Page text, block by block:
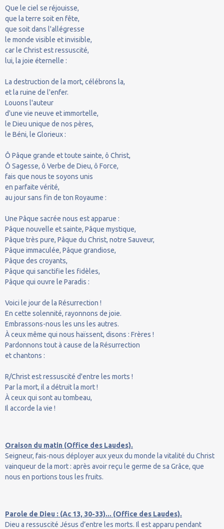
Que le ciel se réjouisse,
que la terre soit en fête,
que soit dans l'allégresse
le monde visible et invisible,
car le Christ est ressuscité,
lui, la joie éternelle :
La destruction de la mort, célébrons la,
et la ruine de l'enfer.
Louons l'auteur
d'une vie neuve et immortelle,
le Dieu unique de nos pères,
le Béni, le Glorieux :
Ô Pâque grande et toute sainte, ô Christ,
Ô Sagesse, ô Verbe de Dieu, ô Force,
fais que nous te soyons unis
en parfaite vérité,
au jour sans fin de ton Royaume :
Une Pâque sacrée nous est apparue :
Pâque nouvelle et sainte, Pâque mystique,
Pâque très pure, Pâque du Christ, notre Sauveur,
Pâque immaculée, Pâque grandiose,
Pâque des croyants,
Pâque qui sanctifie les fidèles,
Pâque qui ouvre le Paradis :
Voici le jour de la Résurrection !
En cette solennité, rayonnons de joie.
Embrassons-nous les uns les autres.
À ceux même qui nous haïssent, disons : Frères !
Pardonnons tout à cause de la Résurrection
et chantons :
R/Christ est ressuscité d'entre les morts !
Par la mort, il a détruit la mort !
À ceux qui sont au tombeau,
Il accorde la vie !
Oraison du matin (Office des Laudes).
Seigneur, fais-nous déployer aux yeux du monde la vitalité du Christ
vainqueur de la mort : après avoir reçu le germe de sa Grâce, que
nous en portions tous les fruits.
Parole de Dieu : (Ac 13, 30-33)... (Office des Laudes).
Dieu a ressuscité Jésus d’entre les morts. Il est apparu pendant